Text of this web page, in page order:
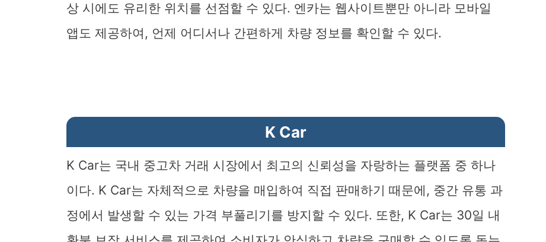
상 시에도 유리한 위치를 선점할 수 있다. 엔카는 웹사이트뿐만 아니라 모바일
앱도 제공하여, 언제 어디서나 간편하게 차량 정보를 확인할 수 있다.
K Car
K Car는 국내 중고차 거래 시장에서 최고의 신뢰성을 자랑하는 플랫폼 중 하나
이다. K Car는 자체적으로 차량을 매입하여 직접 판매하기 때문에, 중간 유통 과
정에서 발생할 수 있는 가격 부풀리기를 방지할 수 있다. 또한, K Car는 30일 내